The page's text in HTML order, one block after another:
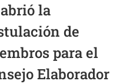
la
de
para el
Elaborador